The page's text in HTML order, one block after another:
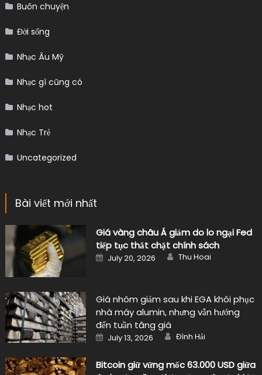
Buôn chuyện
Đời sống
Nhạc Âu Mỹ
Nhạc gì cũng có
Nhạc hot
Nhạc Trẻ
Uncategorized
Bài viết mới nhất
Giá vàng châu Á giảm do lo ngại Fed
tiếp tục thắt chặt chính sách
Posted
on
July 20, 2026 Author
Thu Hoai
Giá nhôm giảm sau khi EGA khôi phục
nhà máy alumin, nhưng vẫn hướng
đến tuần tăng giá
Posted
on
July 13, 2026 Author
Đình Hải
Bitcoin giữ vững mốc 63.000 USD giữa